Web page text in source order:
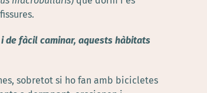
.
de fàcil caminar, aquests hàbitats
sobretot si ho fan amb bicicletes